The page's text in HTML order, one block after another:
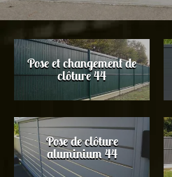
Pose et changement de
clôture 44
Pose de clôture
aluminium 44